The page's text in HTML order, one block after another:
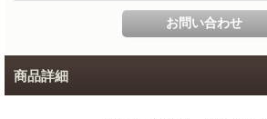
商品詳細